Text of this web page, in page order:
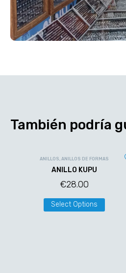
También podría
ANILLOS, ANILLOS DE FORMAS
ANILLO KUPU
€28.00
Select Options